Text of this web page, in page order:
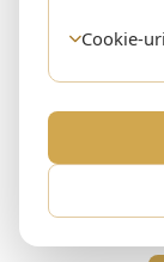
Revino în
Cookie-